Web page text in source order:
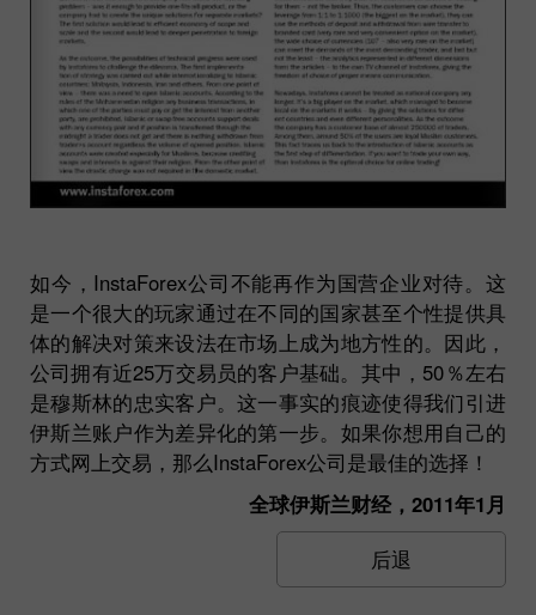
如今，InstaForex公司不能再作为国营企业对待。这
是一个很大的玩家通过在不同的国家甚至个性提供具
体的解决对策来设法在市场上成为地方性的。因此，
公司拥有近25万交易员的客户基础。其中，50％左右
是穆斯林的忠实客户。这一事实的痕迹使得我们引进
伊斯兰账户作为差异化的第一步。如果你想用自己的
方式网上交易，那么InstaForex公司是最佳的选择！
全球伊斯兰财经，2011年1月
后退